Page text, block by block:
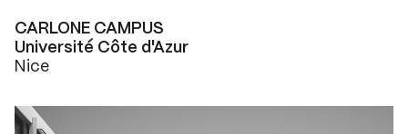
CARLONE CAMPUS
Université Côte d'Azur
Nice